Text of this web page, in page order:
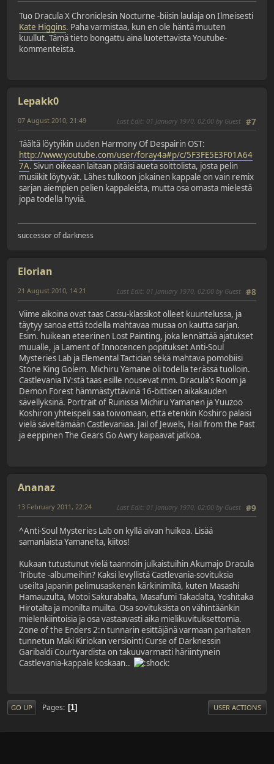
Tuo Dracula X Chroniclesin Nocturne -biisin laulaja on Ilmeisesti
Kate Higgins. Paha varmistaa, kun en ole häntä muuten
kuullut. Tämä tieto bongattu aina luotettavista Youtube-
kommenteista.
Lepakk0
#7
07 August 2010, 21:49 Last Edit: 01 January 1970, 02:00 by Guest
Täältä löytyikin uuden Harmony Of Despairin OST:
http://www.youtube.com/user/foray4a#p/c/5F3FE5E3F01A64
7A. Sivun oikeaan laitaan pitäisi aueta soittolista, josta pelin
musiikit löytyvät. Lähes tulkoon jokainen kappale on vain remix
sarjan aiempien pelien kappaleista, mutta osa omasta mielestä
jopa todella hyviä.
successor of darkness
Elorian
#8
21 August 2010, 14:21 Last Edit: 01 January 1970, 02:00 by Guest
Viime aikoina ovat taas Cassu-klassikot olleet kuuntelussa, ja
täytyy sanoa että todella mahtavaa musaa on kautta sarjan.
Esim. huikean eteerinen Lost Painting, joka lennättää ajatukset
muualle, ja Lament of Innocencen popitukset Anti-Soul
Mysteries Lab ja Elemental Tactician sekä mahtava pomobiisi
Stone King Golem. Michiru Yamane oli todella terässä tuolloin.
Castlevania IV:stä taas esille nousevat mm. Dracula's Room ja
Demon Forest hämmästyttävinä 16-bittisen aikakauden
sävellyksinä. Portrait of Ruinissa Michiru Yamanen ja Yuuzoo
Koshiron yhteispeli saa toivomaan, että etenkin Koshiro palaisi
vielä säveltämään Castlevaniaa. Jail of Jewels, Hail from the Past
ja eeppinen The Gears Go Awry kaipaavat jatkoa.
Ananaz
#9
13 February 2011, 22:24 Last Edit: 01 January 1970, 02:00 by Guest
^Anti-Soul Mysteries Lab on kyllä aivan huikea. Lisää
samanlaista Yamanelta, kiitos!
Kukaan tutustunut vielä taannoin julkaistuihin Akumajo Dracula
Tribute -albumeihin? Kaksi levyllistä Castlevania-sovituksia
useilta Japanin pelimusaskenen kärkinimiltä, kuten Masashi
Hamauzulta, Motoi Sakurabalta, Masafumi Takadalta, Yoshitaka
Hirotalta ja monilta muilta. Osa sovituksista on vähintäänkin
mielenkiintoisia ja osa vastaavasti aika mielikuvituksettomia.
Zone of the Enders 2:n tunnarin esittäjänä varmaan parhaiten
tunnetun Maki Kiriokan versiointi Curse of Darknessin
Garibaldi Courtyardista on takuuvarmasti häriintynein
Castlevania-kappale koskaan..
GO UP Pages 1 USER ACTIONS